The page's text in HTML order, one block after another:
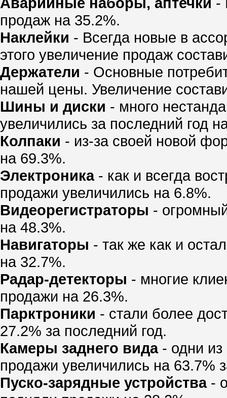
продаж на 35.2%.
Наклейки - Всегда новые в
этого увеличение продаж
Держатели - Основные
нашей цены. Увеличение
Шины и диски - много
увеличились за последний год
Колпаки - из-за своей новой
на 69.3%.
Электроника- как и всегда
продажи увеличились на 6.8%.
Видеорегистраторы -
на 48.3%.
Навигаторы - так же как и
на 32.7%.
Радар-детекторы - многие
продажи на 26.3%.
Парктроники - стали более
27.2% за последний год.
Камеры заднего вида- одни из
продажи увеличились на 63.7%
Пуско-зарядные устройства-